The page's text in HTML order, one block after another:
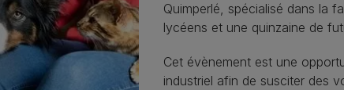
Quimperlé, spécialisé dans la
lycéens et une quinzaine de
Cet évènement est une
industriel afin de susciter des